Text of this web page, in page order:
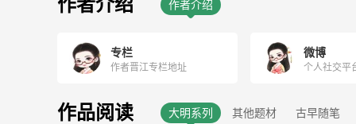
作者介绍 作者介绍
专栏
作者晋江专栏地址
微博
个人社交平
作品阅读 大明系列 其他题材 古早随笔